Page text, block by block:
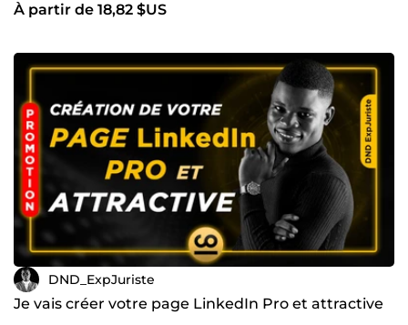
À partir de 18,82 $US
DND_ExpJuriste
Je vais créer votre page LinkedIn Pro et attractive